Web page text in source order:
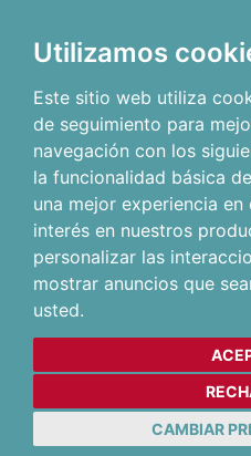
Utilizamos
Este sitio web utiliza
de seguimiento para
navegación con los
la funcionalidad básica
una mejor experiencia
interés en nuestros
personalizar las
mostrar anuncios que
usted.
CAMBIAR